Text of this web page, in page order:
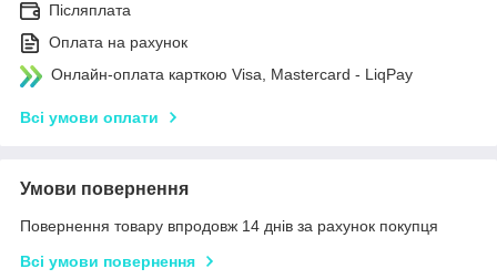
Післяплата
Оплата на рахунок
Онлайн-оплата карткою Visa, Mastercard - LiqPay
Всі умови оплати
Умови повернення
Повернення товару впродовж 14 днів за рахунок покупця
Всі умови повернення